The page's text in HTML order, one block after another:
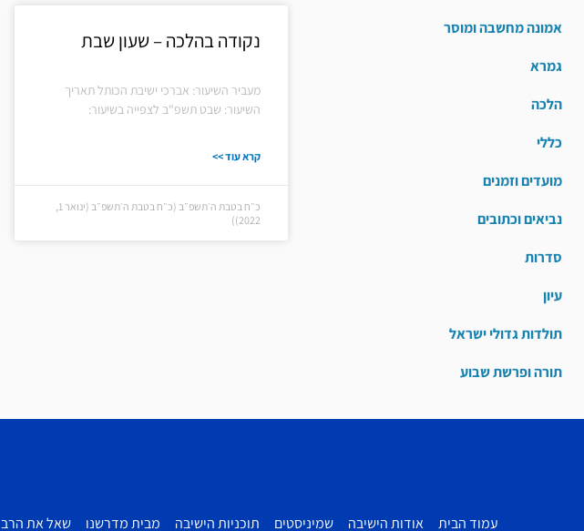
אמונה מחשבה ומוסר
גמרא
הלכה
כללי
מועדים וזמנים
נביאים וכתובים
סדרות
עיון
תולדות גדולי ישראל
תורה ופרשת שבוע
נקודה בהלכה – שעון שבת
מעביר השיעור: אברכי ישיבת הכותל תאריך
השיעור: שבט תשפ"ב לצפייה בשיעור:
קרא עוד >>
כ״ח בטבת ה׳תשפ״ב (כ״ח בטבת ה׳תשפ״ב (ינואר 1,
2022))
עמוד הבית אודות הישיבה שמיניסטים תוכניות הישיבה מבית מדרשנו שאל את הרב